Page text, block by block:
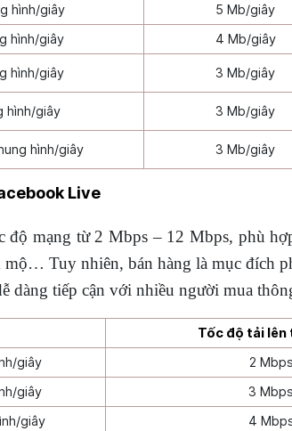
hình/giây
5 Mb/giây
hình/giây
4 Mb/giây
hình/giây 3 Mb/giây
hình/giây 3 Mb/giây
hình/giây 3 Mb/giây
Live
độ mạng từ 2 Mbps – 12 Mbps, phù
Tuy nhiên, bán hàng là mục đích
dàng tiếp cận với nhiều người mua
Tốc độ tải lên
giây
2 Mbps
giây
3 Mbps
giây
4